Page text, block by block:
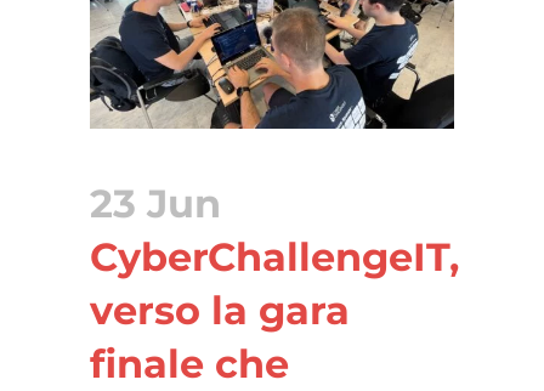
23 Jun
CyberChallengeIT,
verso la gara
finale che